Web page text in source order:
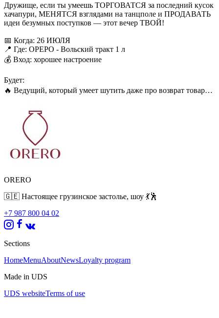
Дружище, если ты умеешь ТОРГОВАТСЯ за последний кусок
хачапури, МЕНЯТСЯ взглядами на танцполе и ПРОДАВАТЬ
идеи безумных поступков — этот вечер ТВОЙ!
📅 Когда: 26 ИЮЛЯ
📍 Где: ОРЕРО - Вольский тракт 1 л
💰 Вход: хорошее настроение
Будет:
🔥 Ведущий, который умеет шутить даже про возврат товара
поесть
🔥DJ — будет крутить не чеки, а треки
🔥Атмосфера, которая точно "не по акции", а по любви.
Неважно, торгуешь ты холодильниками, булочками или
хорошим настроением — главное, не пропусти! Отмечай
торговой тусовке лета!
Подтверждай присутствие по т.650140, а то без тебя рынок
P.S. Если не придешь — вся твоя сдача будет в 1-рублевых
ORERO
🇬🇪 Настоящее грузинское застолье, шоу 💃🕺
+7 987 800 04 02
Sections
HomeMenuAboutNewsLoyalty program
Made in UDS
UDS websiteTerms of use